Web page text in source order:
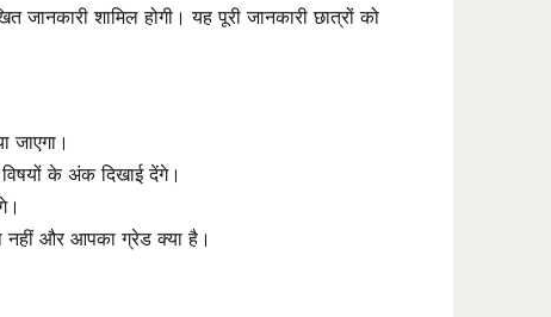
शामिल होगी। यह पूरी जानकारी छात्रों को
जाएगा।
के अंक दिखाई देंगे।
नहीं और आपका ग्रेड क्या है।